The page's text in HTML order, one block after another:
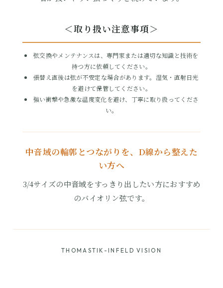
＜取り扱い注意事項＞
弦交換やメンテナンスは、専門家または適切な知識と技術を
持つ方に依頼してください。
張替え直後は弦が不安定な場合があります。湿気・直射日光
を避けて保管してください。
強い衝撃や急激な温度変化を避け、丁寧に取り扱ってくださ
い。
中音域の輪郭とつながりを、D線から整えた
い方へ
3/4サイズの中音域をすっきり出したい方におすすめ
のバイオリン弦です。
THOMASTIK-INFELD VISION